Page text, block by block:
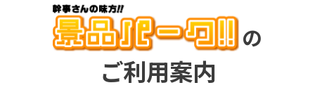
の
ご利用案内